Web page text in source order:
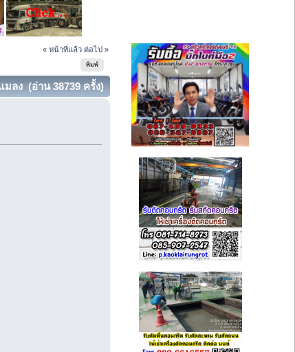
« หน้าที่แล้ว ต่อไป »
พิมพ์
ลง (อ่าน 38739 ครั้ง)